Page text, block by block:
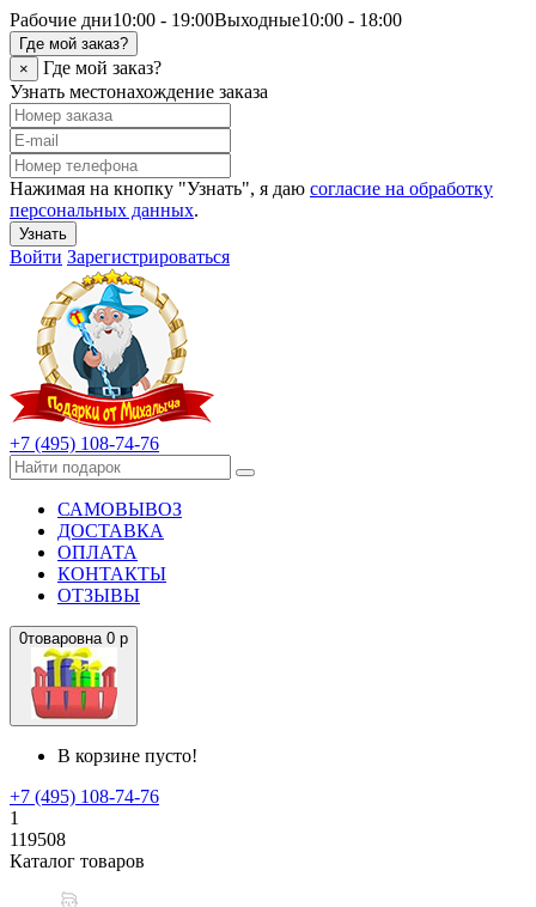
Рабочие дни10:00 - 19:00Выходные10:00 - 18:00
Где мой заказ?
×
Где мой заказ?
Узнать местонахождение заказа
Нажимая на кнопку "Узнать", я даю согласие на обработку
персональных данных.
Узнать
Войти Зарегистрироваться
+7 (495) 108-74-76
САМОВЫВОЗ
ДОСТАВКА
ОПЛАТА
КОНТАКТЫ
ОТЗЫВЫ
0товаровна 0 р
В корзине пусто!
+7 (495) 108-74-76
1
119508
Каталог товаров